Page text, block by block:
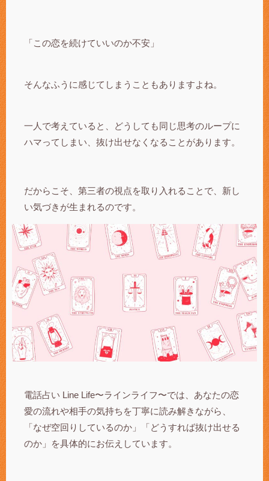
「この恋を続けていいのか不安」
そんなふうに感じてしまうこともありますよね。
一人で考えていると、どうしても同じ思考のループに
ハマってしまい、抜け出せなくなることがあります。
だからこそ、第三者の視点を取り入れることで、新し
い気づきが生まれるのです。
電話占い Line Life〜ラインライフ〜では、あなたの恋
愛の流れや相手の気持ちを丁寧に読み解きながら、
「なぜ空回りしているのか」「どうすれば抜け出せる
のか」を具体的にお伝えしています。